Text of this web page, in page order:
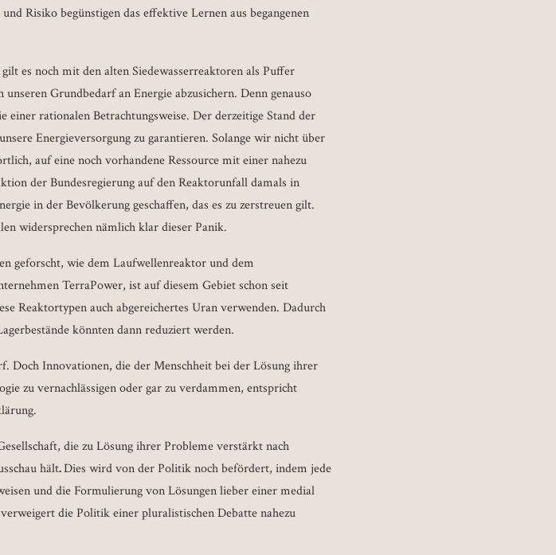
Risiko begünstigen das effektive Lernen aus begangenen
es noch mit den alten Siedewasserreaktoren als Puffer
Grundbedarf an Energie abzusichern. Denn genauso
rationalen Betrachtungsweise. Der derzeitige Stand der
Energieversorgung zu garantieren. Solange wir nicht über
auf eine noch vorhandene Ressource mit einer nahezu
der Bundesregierung auf den Reaktorunfall damals in
in der Bevölkerung geschaffen, das es zu zerstreuen gilt.
widersprechen nämlich klar dieser Panik.
geforscht, wie dem Laufwellenreaktor und dem
TerraPower, ist auf diesem Gebiet schon seit
Reaktortypen auch abgereichertes Uran verwenden. Dadurch
könnten dann reduziert werden.
Doch Innovationen, die der Menschheit bei der Lösung ihrer
zu vernachlässigen oder gar zu verdammen, entspricht
die zu Lösung ihrer Probleme verstärkt nach
hält.Dies wird von der Politik noch befördert, indem jede
und die Formulierung von Lösungen lieber einer medial
die Politik einer pluralistischen Debatte nahezu